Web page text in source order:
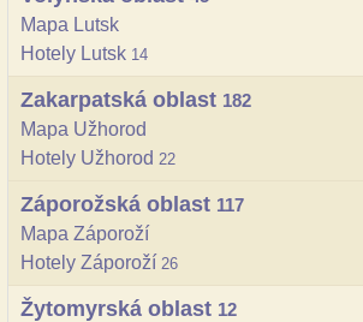
Mapa Lutsk
Hotely Lutsk 14
Zakarpatská oblast 182
Mapa Užhorod
Hotely Užhorod 22
Záporožská oblast 117
Mapa Záporoží
Hotely Záporoží 26
Žytomyrská oblast 12